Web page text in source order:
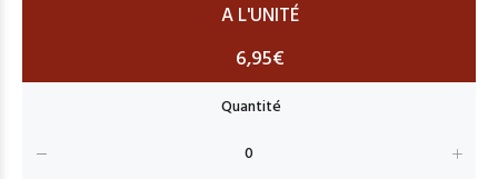
A L'UNITÉ
6,95€